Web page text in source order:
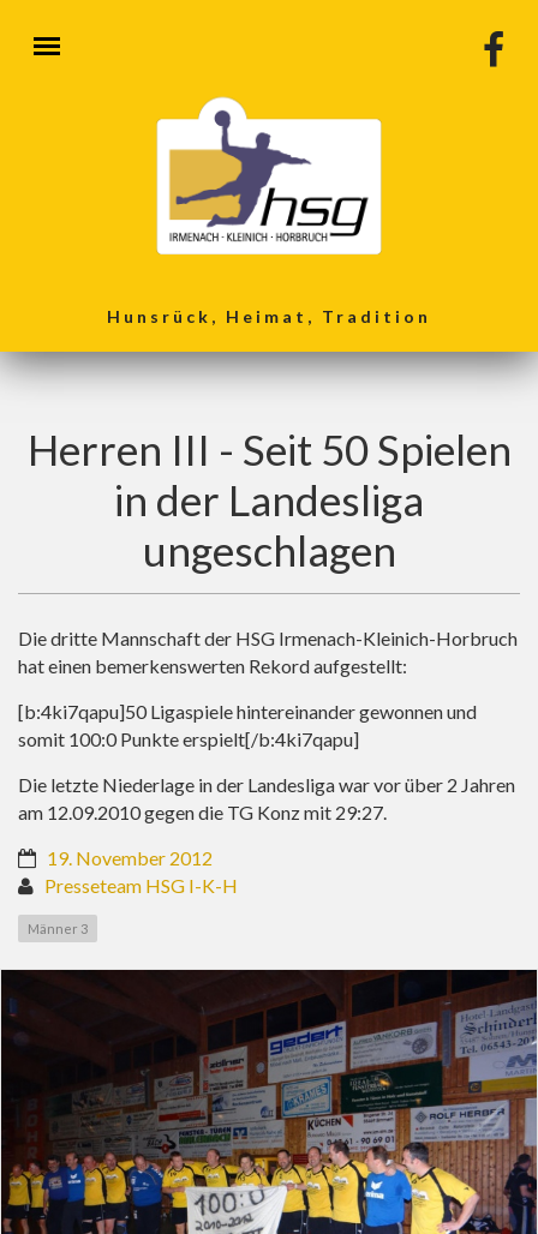
Hunsrück, Heimat, Tradition
Herren III - Seit 50 Spielen
in der Landesliga
ungeschlagen
Die dritte Mannschaft der HSG Irmenach-Kleinich-Horbruch
hat einen bemerkenswerten Rekord aufgestellt:
[b:4ki7qapu]50 Ligaspiele hintereinander gewonnen und
somit 100:0 Punkte erspielt[/b:4ki7qapu]
Die letzte Niederlage in der Landesliga war vor über 2 Jahren
am 12.09.2010 gegen die TG Konz mit 29:27.
19. November 2012
Presseteam HSG I-K-H
Männer 3